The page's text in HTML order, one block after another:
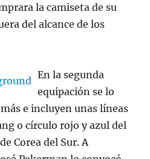
la camiseta de su
del alcance de los
En la segunda
equipación se lo
e incluyen unas líneas
o círculo rojo y azul del
Corea del Sur. A